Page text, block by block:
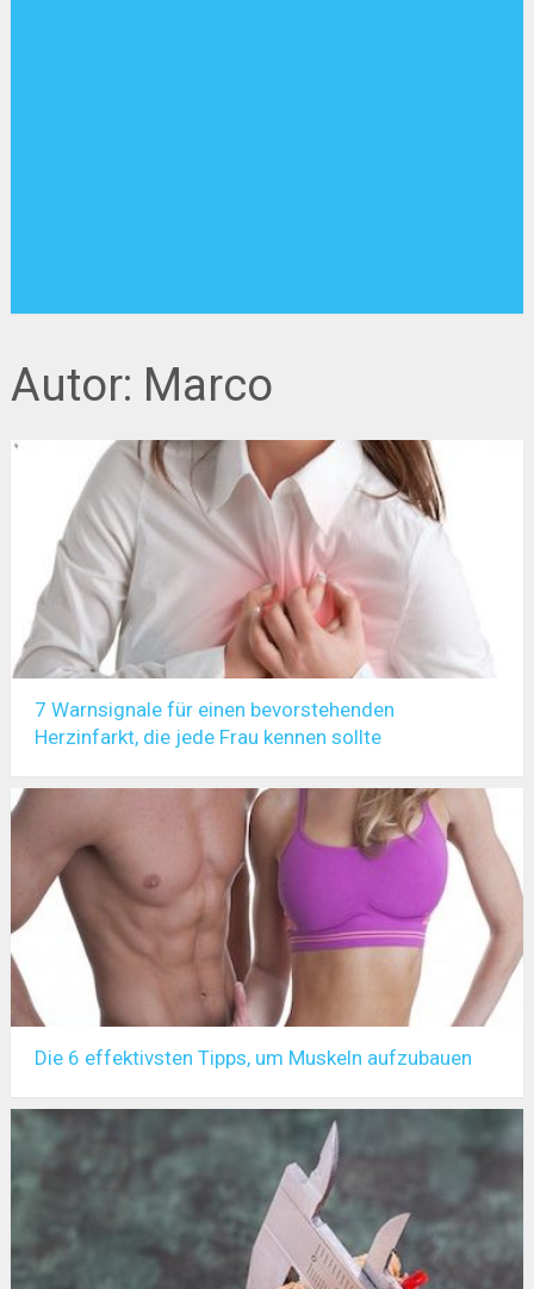
Autor: Marco
7 Warnsignale für einen bevorstehenden
Herzinfarkt, die jede Frau kennen sollte
Die 6 effektivsten Tipps, um Muskeln aufzubauen